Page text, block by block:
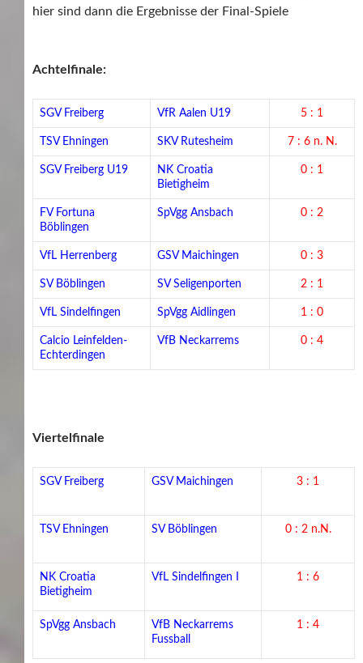
hier sind dann die Ergebnisse der Final-Spiele
Achtelfinale:
SGV Freiberg VfR Aalen U19 5 : 1
TSV Ehningen SKV Rutesheim 7 : 6 n. N.
SGV Freiberg U19
NK Croatia
Bietigheim
0 : 1
FV Fortuna
Böblingen
SpVgg Ansbach 0 : 2
VfL Herrenberg GSV Maichingen 0 : 3
SV Böblingen SV Seligenporten 2 : 1
VfL Sindelfingen SpVgg Aidlingen 1 : 0
Calcio Leinfelden-
Echterdingen
VfB Neckarrems 0 : 4
Viertelfinale
SGV Freiberg GSV Maichingen 3 : 1
TSV Ehningen SV Böblingen 0 : 2 n.N.
NK Croatia
Bietigheim
VfL Sindelfingen I 1 : 6
SpVgg Ansbach
VfB Neckarrems
Fussball
1 : 4